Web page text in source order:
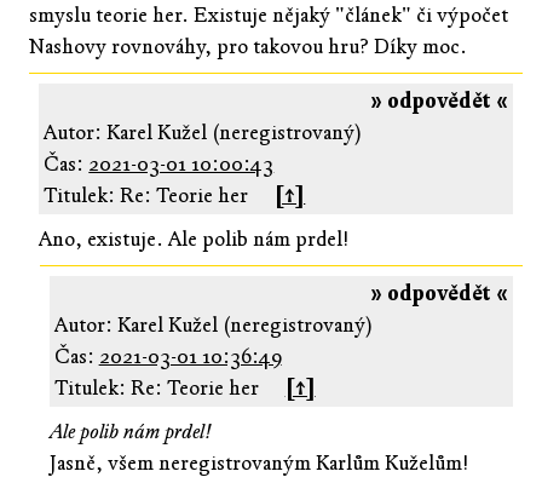
smyslu teorie her. Existuje nějaký "článek" či výpočet
Nashovy rovnováhy, pro takovou hru? Díky moc.
» odpovědět «
Autor: Karel Kužel (neregistrovaný)
Čas: 2021-03-01 10:00:43
Titulek: Re: Teorie her
[↑]
Ano, existuje. Ale polib nám prdel!
» odpovědět «
Autor: Karel Kužel (neregistrovaný)
Čas: 2021-03-01 10:36:49
Titulek: Re: Teorie her
[↑]
Ale polib nám prdel!
Jasně, všem neregistrovaným Karlům Kuželům!